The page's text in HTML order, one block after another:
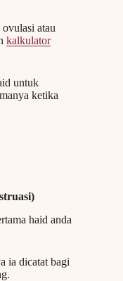
atau
kalkulator
untuk
ketika
haid anda
ia dicatat bagi